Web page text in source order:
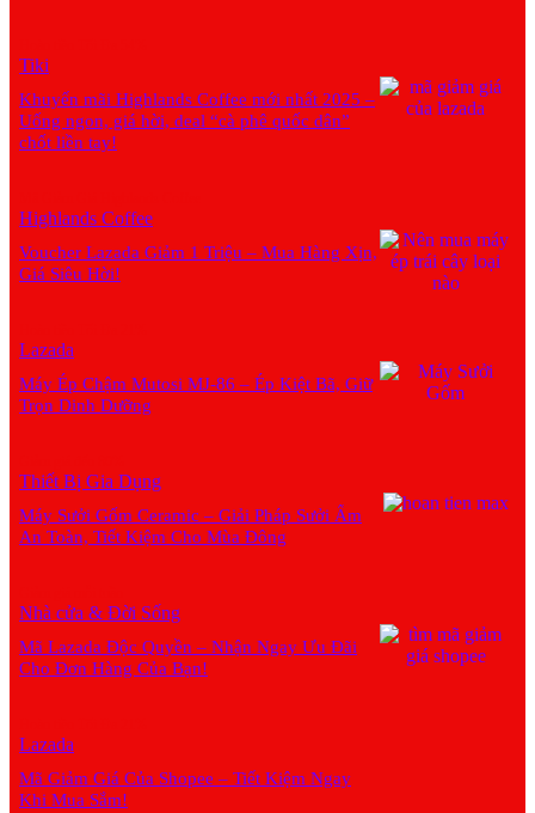
Tiki
Khuyến mãi Highlands Coffee mới nhất 2025 –
Uống ngon, giá hời, deal “cà phê quốc dân”
chốt liền tay!
Highlands Coffee
Voucher Lazada Giảm 1 Triệu – Mua Hàng Xịn,
Giá Siêu Hời!
Lazada
Máy Ép Chậm Mutosi MJ-86 – Ép Kiệt Bã, Giữ
Trọn Dinh Dưỡng
Thiết Bị Gia Dụng
Máy Sưởi Gốm Ceramic – Giải Pháp Sưởi Ấm
An Toàn, Tiết Kiệm Cho Mùa Đông
Nhà cửa & Đời Sống
Mã Lazada Độc Quyền – Nhận Ngay Ưu Đãi
Cho Đơn Hàng Của Bạn!
Lazada
Mã Giảm Giá Của Shopee – Tiết Kiệm Ngay
Khi Mua Sắm!